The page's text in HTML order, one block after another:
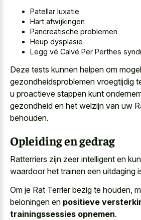
Patellar luxatie
Hart afwijkingen
Pancreatische problemen
Heup dysplasie
Legg vé Calvé Per Perthes
Deze tests kunnen helpen om
gezondheidsproblemen vroegtijdig
u proactieve stappen kunt
gezondheid en het welzijn van uw
behouden.
Opleiding en gedrag
Ratterriers zijn zeer intelligent en
waardoor het trainen een uitdaging
Om je Rat Terrier bezig te houden,
beloningen en positieve
trainingssessies opnemen.